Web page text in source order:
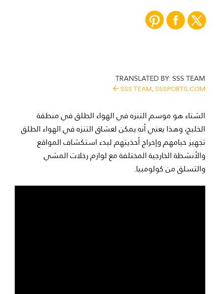
TRANSLATED BY:SSS TEAM
SSS TEAM, SSSPORTS.COM
الشتاء هو موسم التنزه في الهواء الطلق في منطقة
الخليج، وهذا يعني أنه يمكن لعشاق التنزه في الهواء الطلق
تجهيز خيامهم وإخراج أحذيتهم لبدء استكشاف المواقع
والأنشطة الخارجية المختلفة مع لوازم رحلات المشي
والتسلق من كولومبيا.